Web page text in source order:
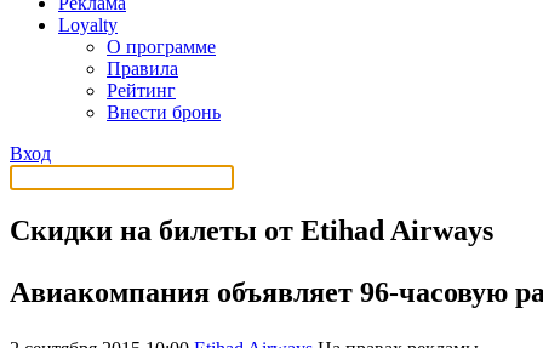
Loyalty
О программе
Правила
Рейтинг
Внести бронь
Вход
Скидки на билеты от Etihad Airways
Авиакомпания объявляет 96-часовую